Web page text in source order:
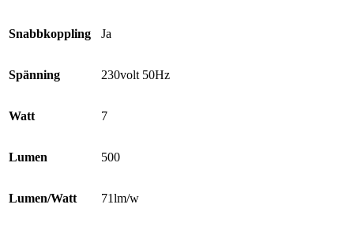
Snabbkoppling Ja
Spänning 230volt 50Hz
Watt 7
Lumen 500
Lumen/Watt 71lm/w